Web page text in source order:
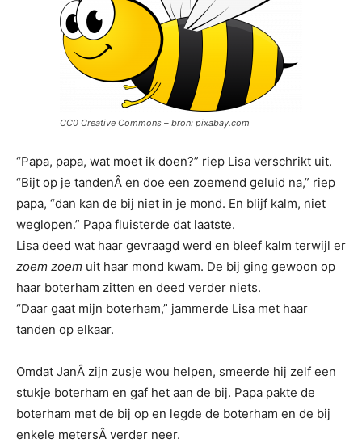
CC0 Creative Commons – bron: pixabay.com
“Papa, papa, wat moet ik doen?” riep Lisa verschrikt uit.
“Bijt op je tandenÂ en doe een zoemend geluid na,” riep
papa, “dan kan de bij niet in je mond. En blijf kalm, niet
weglopen.” Papa fluisterde dat laatste.
Lisa deed wat haar gevraagd werd en bleef kalm terwijl er
zoem zoem uit haar mond kwam. De bij ging gewoon op
haar boterham zitten en deed verder niets.
“Daar gaat mijn boterham,” jammerde Lisa met haar
tanden op elkaar.
Omdat JanÂ zijn zusje wou helpen, smeerde hij zelf een
stukje boterham en gaf het aan de bij. Papa pakte de
boterham met de bij op en legde de boterham en de bij
enkele metersÂ verder neer.